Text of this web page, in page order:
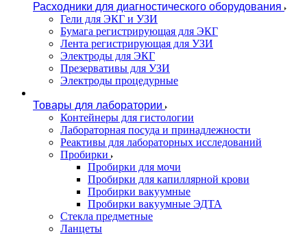
Расходники для диагностического оборудования
Гели для ЭКГ и УЗИ
Бумага регистрирующая для ЭКГ
Лента регистрирующая для УЗИ
Электроды для ЭКГ
Презервативы для УЗИ
Электроды процедурные
Товары для лаборатории
Контейнеры для гистологии
Лабораторная посуда и принадлежности
Реактивы для лабораторных исследований
Пробирки
Пробирки для мочи
Пробирки для капиллярной крови
Пробирки вакуумные
Пробирки вакуумные ЭДТА
Стекла предметные
Ланцеты